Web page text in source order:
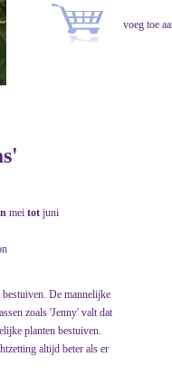
mei tot juni
De mannelijke
zoals 'Jenny' valt dat
planten bestuiven.
altijd beter als er